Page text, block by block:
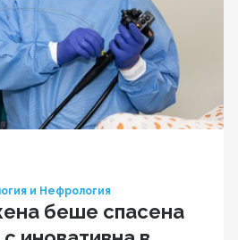
и Нефрология
беше спасена